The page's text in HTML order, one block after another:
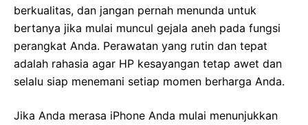
berkualitas, dan jangan pernah menunda untuk
bertanya jika mulai muncul gejala aneh pada fungsi
perangkat Anda. Perawatan yang rutin dan tepat
adalah rahasia agar HP kesayangan tetap awet dan
selalu siap menemani setiap momen berharga Anda.
Jika Anda merasa iPhone Anda mulai menunjukkan